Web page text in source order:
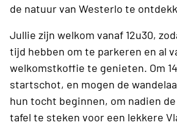
de natuur van Westerlo te
Jullie zijn welkom vanaf 12u30,
tijd hebben om te parkeren en al
welkomstkoffie te genieten. Om
startschot, en mogen de
hun tocht beginnen, om nadien
tafel te steken voor een lekkere